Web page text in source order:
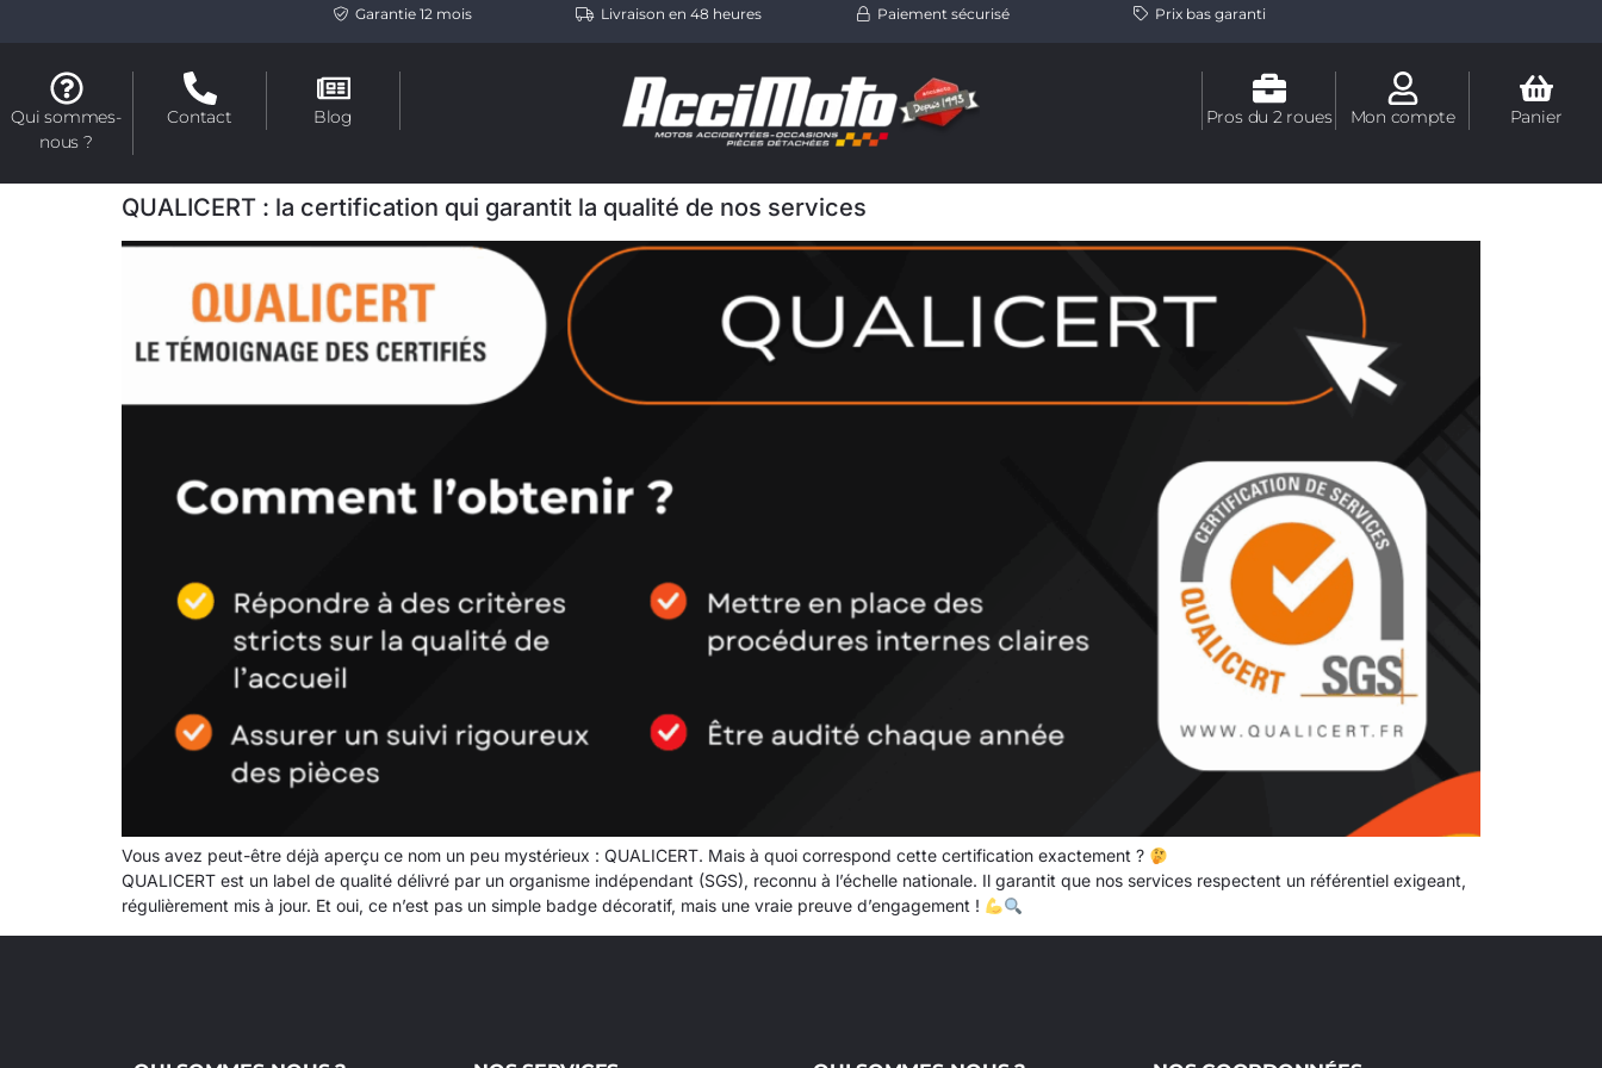
Garantie 12 mois Livraison en 48 heures Paiement sécurisé Prix bas garanti
Qui sommes-
nous ?
Contact Blog Pros du 2 roues Mon compte Panier
QUALICERT : la certification qui garantit la qualité de nos services
Vous avez peut-être déjà aperçu ce nom un peu mystérieux : QUALICERT. Mais à quoi correspond cette certification exactement ?
QUALICERT est un label de qualité délivré par un organisme indépendant (SGS), reconnu à l’échelle nationale. Il garantit que nos services respectent un référentiel exigeant,
régulièrement mis à jour. Et oui, ce n’est pas un simple badge décoratif, mais une vraie preuve d’engagement !